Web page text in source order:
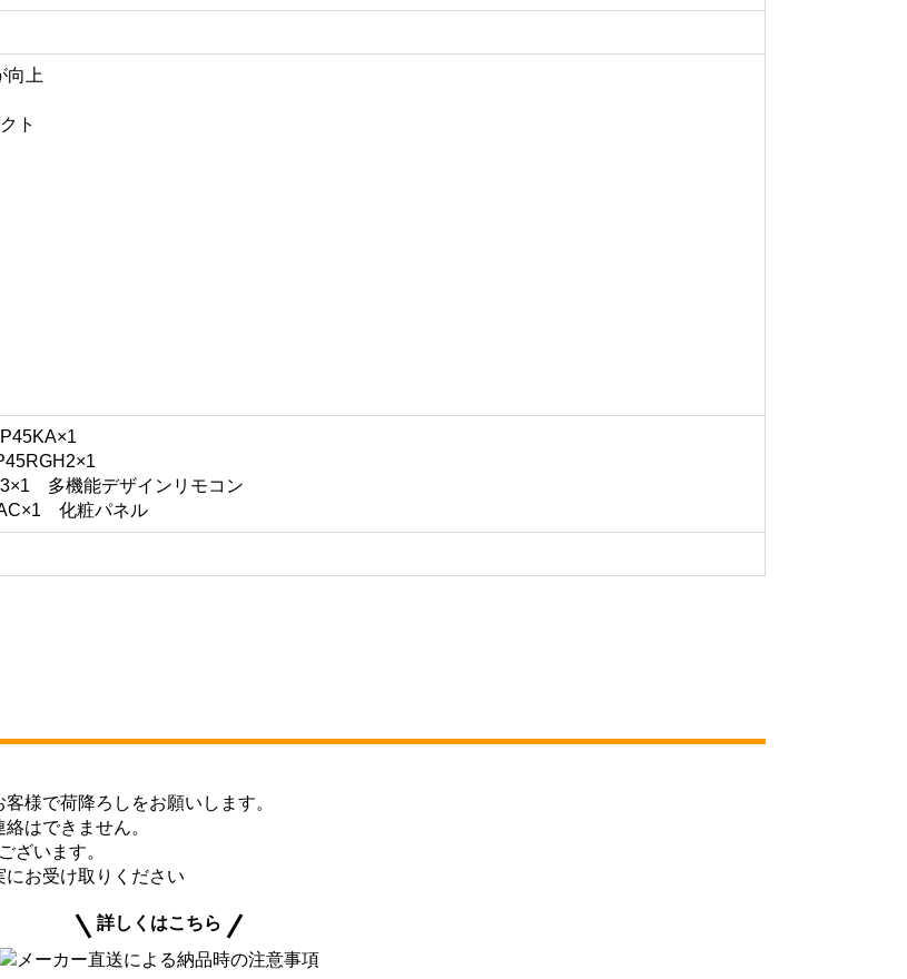
向上
ト
多機能デザインリモコン
化粧パネル
様で荷降ろしをお願いします。
はできません。
ざいます。
お受け取りください
詳しくはこちら